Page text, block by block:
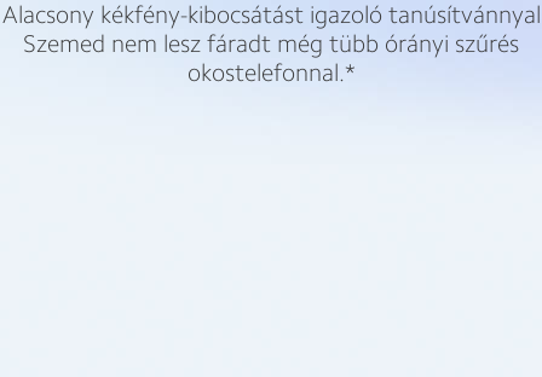
Alacsony kékfény-kibocsátást igazoló tanúsítvánnyal
Szemed nem lesz fáradt még tübb órányi szűrés
okostelefonnal.*